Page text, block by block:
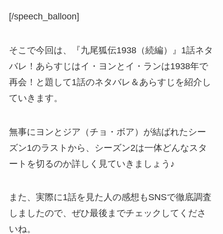
[/speech_balloon]
そこで今回は、
『九尾狐伝1938（続編）』1話ネタ
バレ！あらすじはイ・ヨンとイ・ランは1938年で
再会！ と題して1話のネタバレ＆あらすじを紹介し
ていきます。
無事にヨンとジア（チョ・ボア）が結ばれたシー
ズン1のラストから、シーズン2は一体どんなスタ
ートを切るのか詳しく見ていきましょう♪
また、実際に1話を見た人の感想もSNSで徹底調査
しましたので、ぜひ最後までチェックしてくださ
いね。